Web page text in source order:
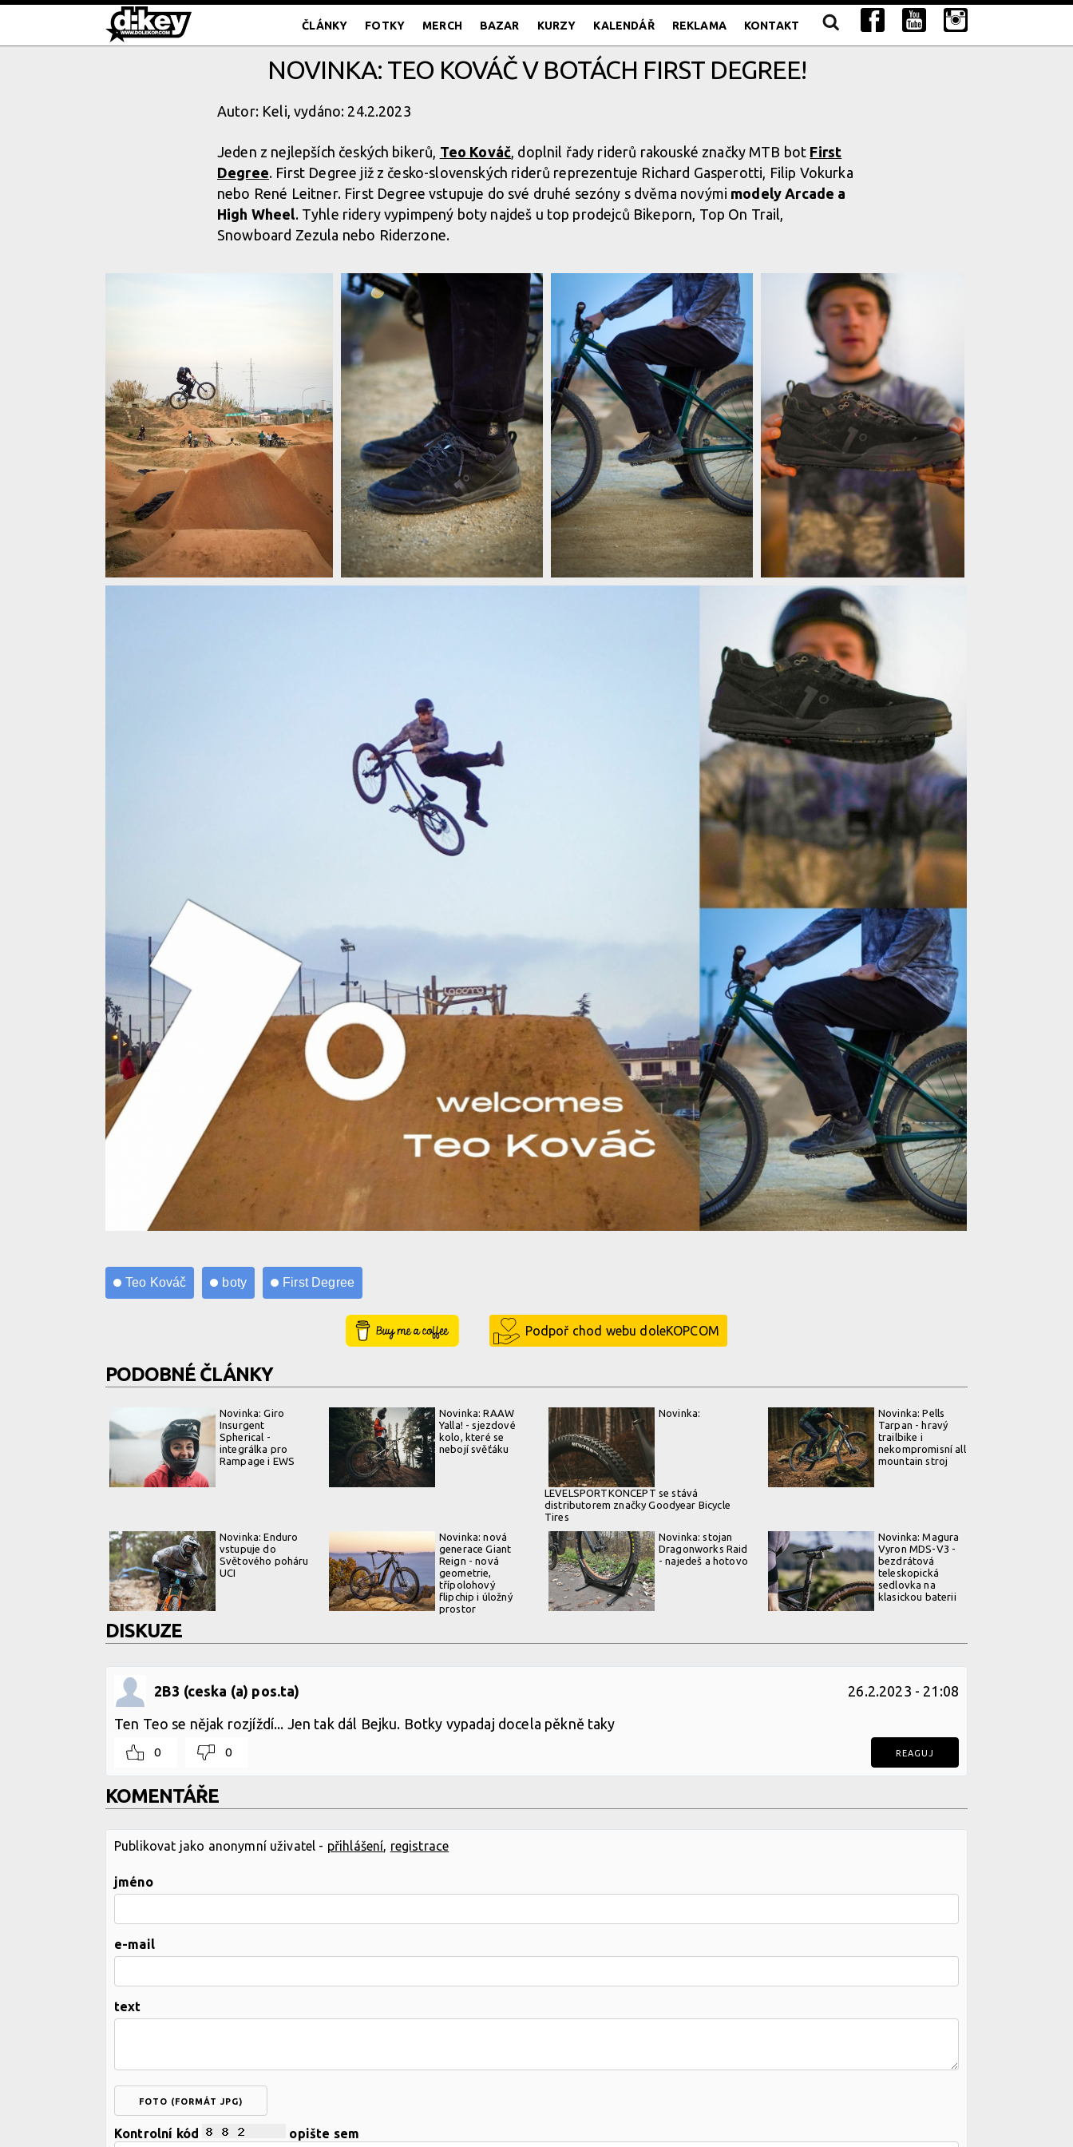
ČLÁNKY FOTKY MERCH BAZAR KURZY KALENDÁŘ REKLAMA KONTAKT
NOVINKA: TEO KOVÁČ V BOTÁCH FIRST DEGREE!
Autor: Keli, vydáno: 24.2.2023
Jeden z nejlepších českých bikerů, Teo Kováč, doplnil řady riderů rakouské značky MTB bot First
Degree. First Degree již z česko-slovenských riderů reprezentuje Richard Gasperotti, Filip Vokurka
nebo René Leitner. First Degree vstupuje do své druhé sezóny s dvěma novými modely Arcade a
High Wheel. Tyhle ridery vypimpený boty najdeš u top prodejců Bikeporn, Top On Trail,
Snowboard Zezula nebo Riderzone.
Novinka: Teo Kováč x First Degree!
Teo Kováč boty First Degree
Buy Me a Coffee Podpoř chod webu doleKOPCOM
PODOBNÉ ČLÁNKY
Novinka: Giro
Insurgent
Spherical -
integrálka pro
Rampage i EWS
Novinka: RAAW
Yalla! - sjezdové
kolo, které se
nebojí svěťáku
Novinka:
LEVELSPORTKONCEPT se stává
distributorem značky Goodyear Bicycle
Tires
Novinka: Pells
Tarpan - hravý
trailbike i
nekompromisní all
mountain stroj
Novinka: Enduro
vstupuje do
Světového poháru
UCI
Novinka: nová
generace Giant
Reign - nová
geometrie,
třípolohový
flipchip i úložný
prostor
Novinka: stojan
Dragonworks Raid
- najedeš a hotovo
Novinka: Magura
Vyron MDS-V3 -
bezdrátová
teleskopická
sedlovka na
klasickou baterii
DISKUZE
2B3 (ceska (a) pos.ta) 26.2.2023 - 21:08
Ten Teo se nějak rozjíždí... Jen tak dál Bejku. Botky vypadaj docela pěkně taky
0 0 REAGUJ
KOMENTÁŘE
Publikovat jako anonymní uživatel - přihlášení, registrace
jméno
e-mail
text
FOTO (FORMÁT JPG)
Kontrolní kód opište sem